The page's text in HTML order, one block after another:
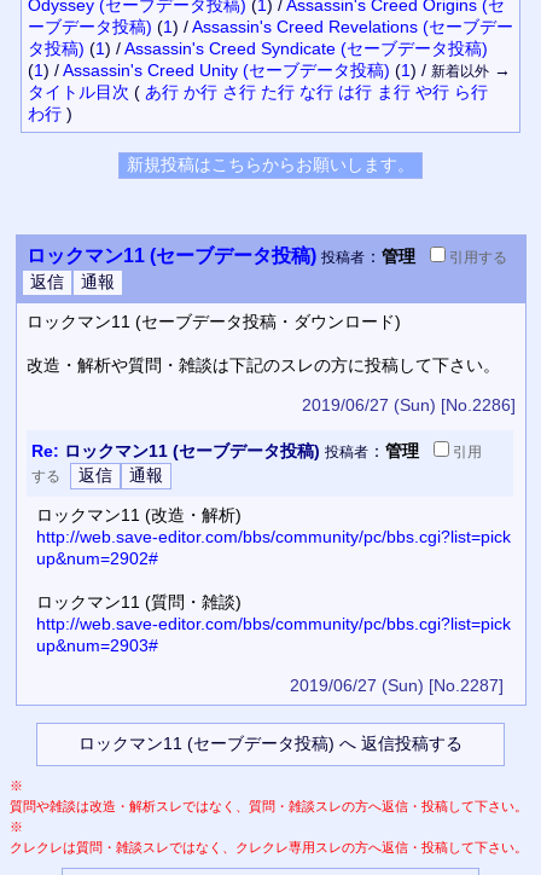
Odyssey (セーブデータ投稿) (1) /Assassin's Creed Origins (セ
ーブデータ投稿) (1) /Assassin's Creed Revelations (セーブデー
タ投稿) (1) /Assassin's Creed Syndicate (セーブデータ投稿)
(1) /Assassin's Creed Unity (セーブデータ投稿) (1) / 新着以外 →
タイトル目次 ( あ行 か行 さ行 た行 な行 は行 ま行 や行 ら行
わ行 )
ロックマン11 (セーブデータ投稿) 投稿者： 管理 引用する
ロックマン11 (セーブデータ投稿・ダウンロード)
改造・解析や質問・雑談は下記のスレの方に投稿して下さい。
2019/06/27 (Sun) [No.2286]
Re: ロックマン11 (セーブデータ投稿) 投稿者： 管理
引用
する
ロックマン11 (改造・解析)
http://web.save-editor.com/bbs/community/pc/bbs.cgi?list=pick
up&num=2902#
ロックマン11 (質問・雑談)
http://web.save-editor.com/bbs/community/pc/bbs.cgi?list=pick
up&num=2903#
2019/06/27 (Sun) [No.2287]
※
質問や雑談は改造・解析スレではなく、質問・雑談スレの方へ返信・投稿して下さい。
※
クレクレは質問・雑談スレではなく、クレクレ専用スレの方へ返信・投稿して下さい。